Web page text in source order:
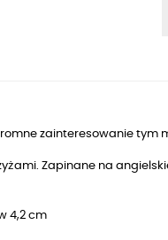
zainteresowanie tym
Zapinane na
4,2 cm